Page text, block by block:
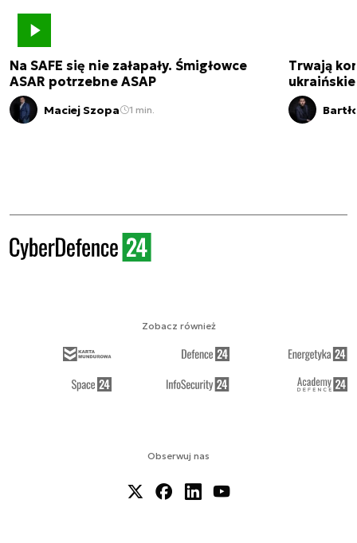
Na SAFE się nie załapały. Śmigłowce
ASAR potrzebne ASAP
Maciej Szopa 1 min.
Trwają
Obserwuj nas
Zobacz również